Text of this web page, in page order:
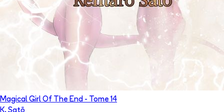
Magical Girl Of The End - Tome 14